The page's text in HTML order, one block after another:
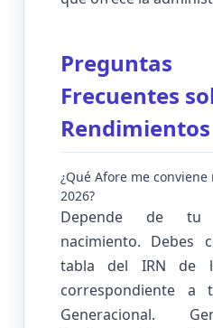
Preguntas
Frecuentes
Rendimientos
¿Qué Afore me conviene
2026?
Depende de
nacimiento. Debes
tabla del IRN de
correspondiente a
Generacional.